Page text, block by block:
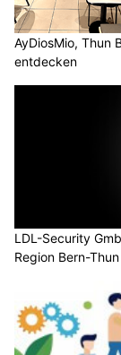
AyDiosMio, Thun
entdecken
LDL-Security
Region Bern-Thun